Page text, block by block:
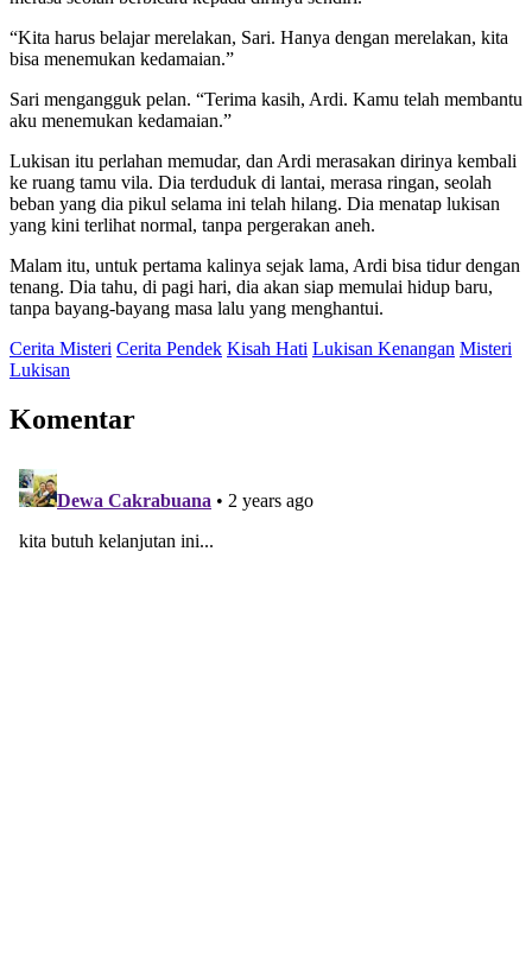
“Kita harus belajar merelakan, Sari. Hanya dengan merelakan, kita
bisa menemukan kedamaian.”
Sari mengangguk pelan. “Terima kasih, Ardi. Kamu telah membantu
aku menemukan kedamaian.”
Lukisan itu perlahan memudar, dan Ardi merasakan dirinya kembali
ke ruang tamu vila. Dia terduduk di lantai, merasa ringan, seolah
beban yang dia pikul selama ini telah hilang. Dia menatap lukisan
yang kini terlihat normal, tanpa pergerakan aneh.
Malam itu, untuk pertama kalinya sejak lama, Ardi bisa tidur dengan
tenang. Dia tahu, di pagi hari, dia akan siap memulai hidup baru,
tanpa bayang-bayang masa lalu yang menghantui.
Cerita Misteri Cerita Pendek Kisah Hati Lukisan Kenangan Misteri
Lukisan
Komentar